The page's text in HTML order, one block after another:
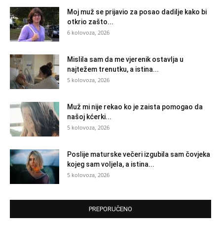
Moj muž se prijavio za posao dadilje kako bi
otkrio zašto...
6 kolovoza, 2026
Mislila sam da me vjerenik ostavlja u
najtežem trenutku, a istina...
5 kolovoza, 2026
Muž mi nije rekao ko je zaista pomogao da
našoj kćerki...
5 kolovoza, 2026
Poslije maturske večeri izgubila sam čovjeka
kojeg sam voljela, a istina...
5 kolovoza, 2026
PREPORUČENO